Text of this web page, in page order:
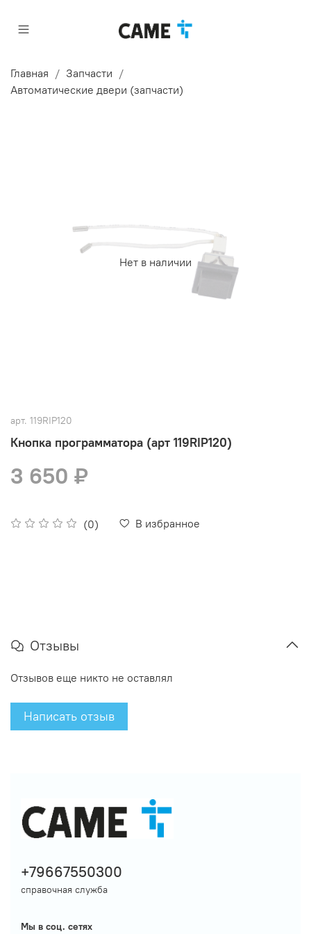
Главная
Запчасти
Автоматические двери (запчасти)
Нет в наличии
арт. 119RIP120
Кнопка программатора (арт 119RIP120)
(0) В избранное
3 650 ₽
Отзывы
Отзывов еще никто не оставлял
Написать отзыв
+79667550300
справочная служба
Мы в соц. сетях